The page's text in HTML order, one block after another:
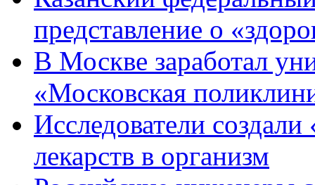
представление о
В Москве заработал
«Московская
Исследователи
лекарств в организм